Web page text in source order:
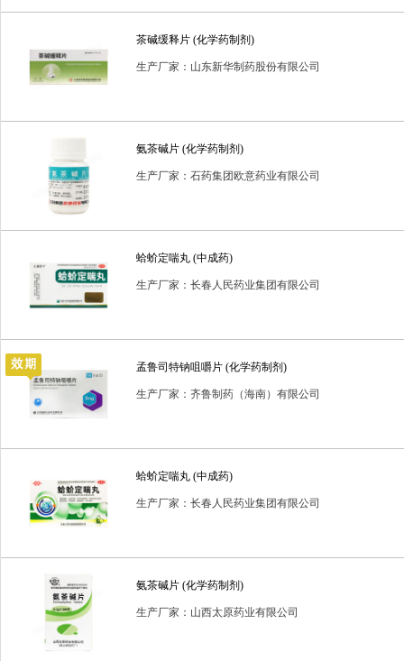
茶碱缓释片 (化学药制剂)
生产厂家：山东新华制药股份有限公司
氨茶碱片 (化学药制剂)
生产厂家：石药集团欧意药业有限公司
蛤蚧定喘丸 (中成药)
生产厂家：长春人民药业集团有限公司
孟鲁司特钠咀嚼片 (化学药制剂)
生产厂家：齐鲁制药（海南）有限公司
蛤蚧定喘丸 (中成药)
生产厂家：长春人民药业集团有限公司
氨茶碱片 (化学药制剂)
生产厂家：山西太原药业有限公司